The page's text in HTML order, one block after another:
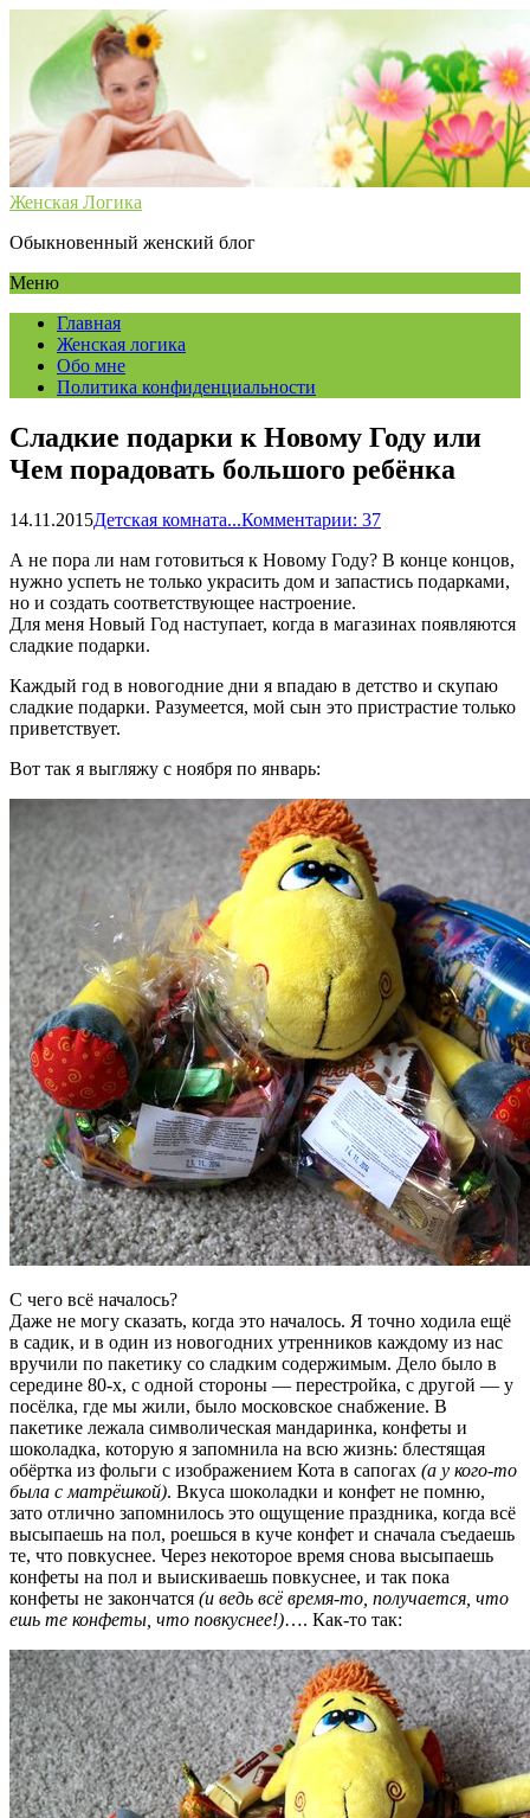
Женская Логика
Обыкновенный женский блог
Меню
Главная
Женская логика
Обо мне
Политика конфиденциальности
Сладкие подарки к Новому Году или
Чем порадовать большого ребёнка
14.11.2015Детская комната...Комментарии: 37
А не пора ли нам готовиться к Новому Году? В конце концов,
нужно успеть не только украсить дом и запастись подарками,
но и создать соответствующее настроение.
Для меня Новый Год наступает, когда в магазинах появляются
сладкие подарки.
Каждый год в новогодние дни я впадаю в детство и скупаю
сладкие подарки. Разумеется, мой сын это пристрастие только
приветствует.
Вот так я выгляжу с ноября по январь:
С чего всё началось?
Даже не могу сказать, когда это началось. Я точно ходила ещё
в садик, и в один из новогодних утренников каждому из нас
вручили по пакетику со сладким содержимым. Дело было в
середине 80-х, с одной стороны — перестройка, с другой — у
посёлка, где мы жили, было московское снабжение. В
пакетике лежала символическая мандаринка, конфеты и
шоколадка, которую я запомнила на всю жизнь: блестящая
обёртка из фольги с изображением Кота в сапогах (а у кого-то
была с матрёшкой). Вкуса шоколадки и конфет не помню,
зато отлично запомнилось это ощущение праздника, когда всё
высыпаешь на пол, роешься в куче конфет и сначала съедаешь
те, что повкуснее. Через некоторое время снова высыпаешь
конфеты на пол и выискиваешь повкуснее, и так пока
конфеты не закончатся (и ведь всё время-то, получается, что
ешь те конфеты, что повкуснее!)…. Как-то так: